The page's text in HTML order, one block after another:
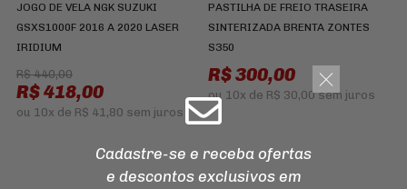
JOGO DE VELA NGK SUZUKI
GSXS1000F 2016 A 2020 LASER
IRIDIUM
R$ 440,00
R$ 418,00
ou 10x de R$ 41,80 sem juros
PASTILHA DE FREIO TRASEIRA
SINTERIZADA BRENTA ZONTES
S350
R$ 300,00
ou 10x de R$ 30,00sem juros
Cadastre-se e receba ofertas
e descontos exclusivos em